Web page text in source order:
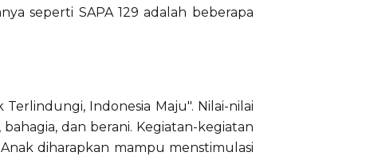
seperti SAPA 129 adalah beberapa
Indonesia Maju". Nilai-nilai
dan berani. Kegiatan-kegiatan
diharapkan mampu menstimulasi